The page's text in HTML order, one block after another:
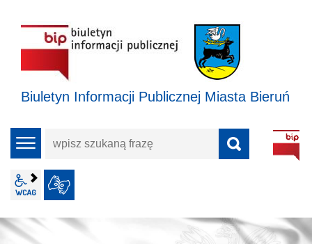
Biuletyn Informacji Publicznej Miasta Bieruń
menu
wpisz
frazę
wcag2.1